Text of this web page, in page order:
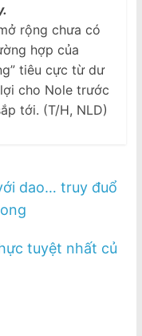
rộng chưa có
hợp của
tiêu cực từ dư
cho Nole trước
tới. (T/H, NLD)
dao… truy đuổ
tuyệt nhất củ